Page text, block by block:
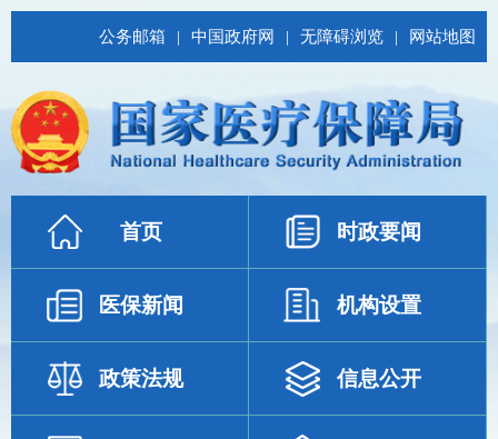
公务邮箱 | 中国政府网 | 无障碍浏览 | 网站地图
首页 时政要闻
医保新闻 机构设置
政策法规 信息公开